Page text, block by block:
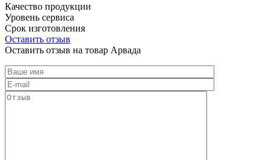
Качество продукции
Уровень сервиса
Срок изготовления
Оставить отзыв
Оставить отзыв на товар Арвада